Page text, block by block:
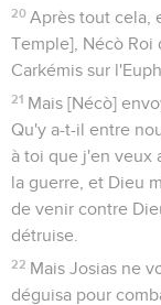
20 Après tout cela,
Temple], Nécò Roi
Carkémis sur
21 Mais [Nécò]
Qu'y a-t-il entre
à toi que j'en veux
la guerre, et Dieu
de venir contre
détruise.
22 Mais Josias ne
déguisa pour